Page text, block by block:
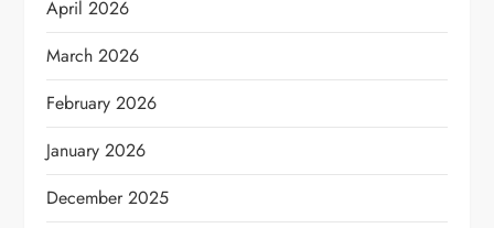
April 2026
March 2026
February 2026
January 2026
December 2025